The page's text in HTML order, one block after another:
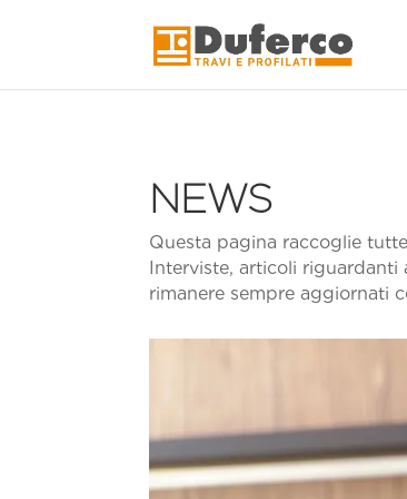
NEWS
Questa pagina raccoglie
Interviste, articoli riguardanti
rimanere sempre aggiornati